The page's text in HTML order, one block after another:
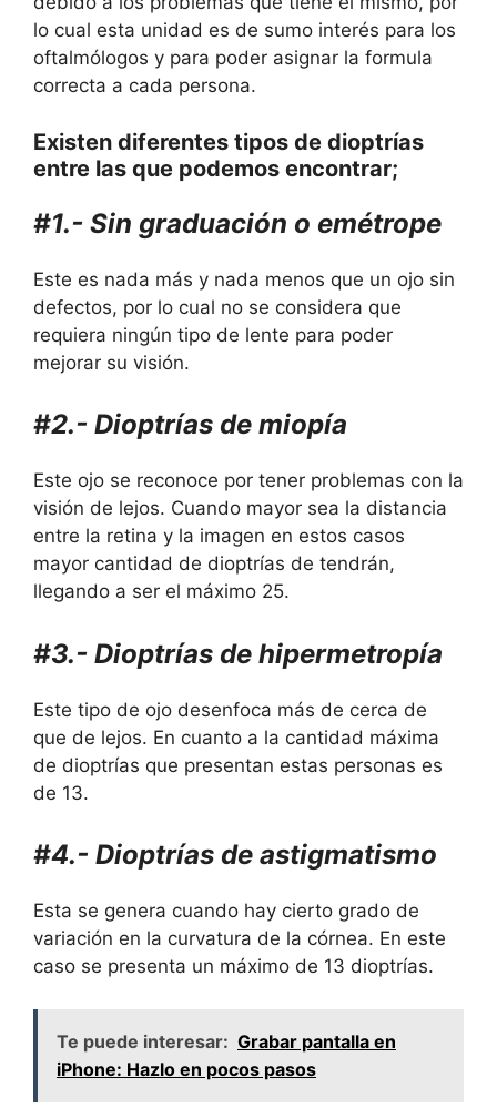
lo cual esta unidad es de sumo interés para los
oftalmólogos y para poder asignar la formula
correcta a cada persona.
Existen diferentes tipos de dioptrías
entre las que podemos encontrar;
#1.- Sin graduación o emétrope
Este es nada más y nada menos que un ojo sin
defectos, por lo cual no se considera que
requiera ningún tipo de lente para poder
mejorar su visión.
#2.- Dioptrías de miopía
Este ojo se reconoce por tener problemas con la
visión de lejos. Cuando mayor sea la distancia
entre la retina y la imagen en estos casos
mayor cantidad de dioptrías de tendrán,
llegando a ser el máximo 25.
#3.- Dioptrías de hipermetropía
Este tipo de ojo desenfoca más de cerca de
que de lejos. En cuanto a la cantidad máxima
de dioptrías que presentan estas personas es
de 13.
#4.- Dioptrías de astigmatismo
Esta se genera cuando hay cierto grado de
variación en la curvatura de la córnea. En este
caso se presenta un máximo de 13 dioptrías.
Te puede interesar: Grabar pantalla en
iPhone: Hazlo en pocos pasos